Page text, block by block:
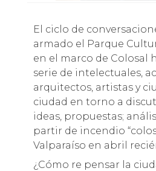
El ciclo de conversaciones que ha
armado el Parque
en el marco de Colosal
serie de intelectuales,
arquitectos, artistas y
ciudad en torno a
ideas, propuestas;
partir de incendio
Valparaíso en abril
¿Cómo re pensar la